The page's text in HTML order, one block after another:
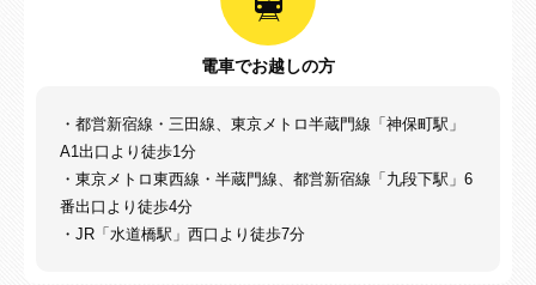
電車でお越しの方
・都営新宿線・三田線、東京メトロ半蔵門線「神保町駅」
A1出口より徒歩1分
・東京メトロ東西線・半蔵門線、都営新宿線「九段下駅」6
番出口より徒歩4分
・JR「水道橋駅」西口より徒歩7分